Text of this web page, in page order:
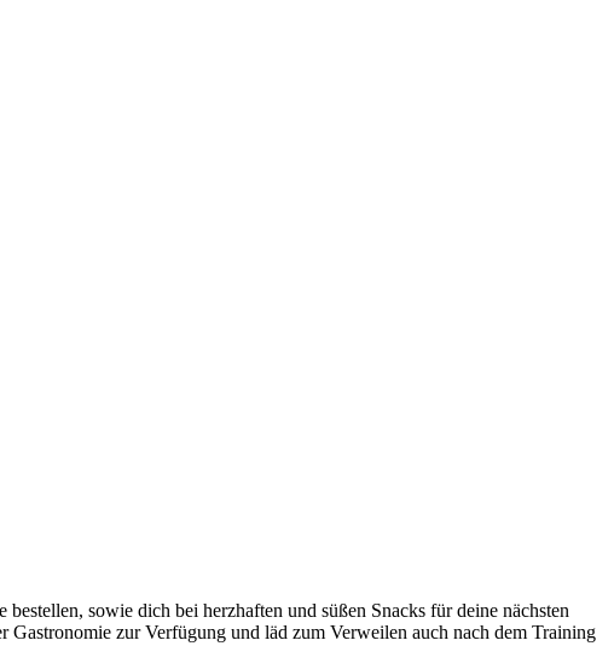
sowie dich bei herzhaften und süßen Snacks für deine nächsten
Gastronomie zur Verfügung und läd zum Verweilen auch nach dem Training